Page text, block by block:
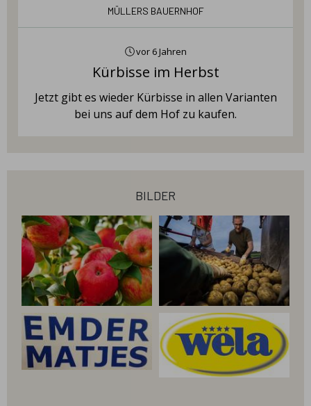
Müllers Bauernhof
vor 6 Jahren
Kürbisse im Herbst
Jetzt gibt es wieder Kürbisse in allen Varianten
bei uns auf dem Hof zu kaufen.
bilder